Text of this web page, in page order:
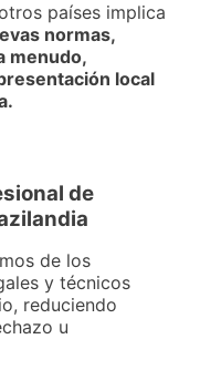
países implica
normas,
menudo,
local
de
de los
y técnicos
reduciendo
u